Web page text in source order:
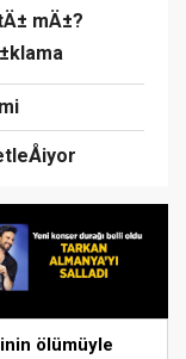
mÄ±?
ölümüyle